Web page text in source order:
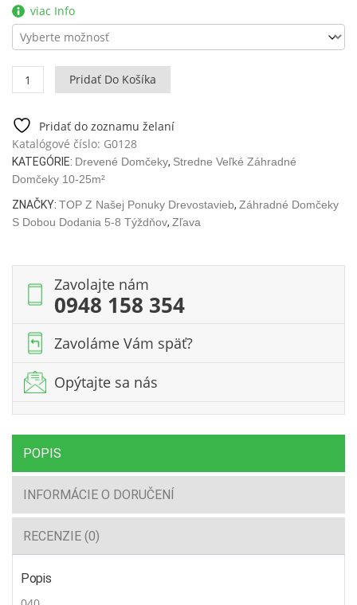
viac Info
množstvo
Záhradný
Eva
E
12m2
/
3
/
44mm
Pridať Do Košíka
Pridať do zoznamu želaní
Katalógové číslo: G0128
KATEGÓRIE: Drevené Domčeky, Stredne Veľké Záhradné
Domčeky 10-25m²
ZNAČKY: TOP Z Našej Ponuky Drevostavieb, Záhradné Domčeky
S Dobou Dodania 5-8 Týždňov, Zľava
Zavolajte nám
0948 158 354
Zavoláme Vám späť?
Opýtajte sa nás
POPIS
INFORMÁCIE O DORUČENÍ
RECENZIE (0)
Popis